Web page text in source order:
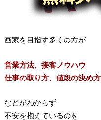
画家を目指す多くの方が
営業方法、接客ノウハウ
仕事の取り方、値段の決め方
などがわからず
不安を抱えているのを